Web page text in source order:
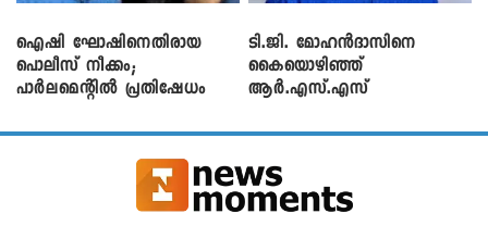
ഐഷി ഘോഷിനെതിരായ
പൊലീസ് നീക്കം;
പാര്‍ലമെന്റിൽ പ്രതിഷേധം
ടി.ജി. മോഹൻദാസിനെ
കൈയൊഴിഞ്ഞ്
ആർ.എസ്.എസ്